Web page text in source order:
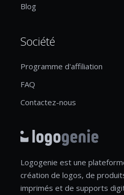
Blog
Société
Programme d'affiliation
FAQ
Contactez-nous
Logogenie est une
création de logos, de
imprimés et de supports